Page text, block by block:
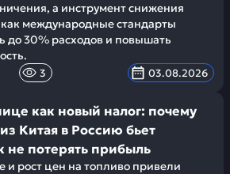
а инструмент снижения
международные стандарты
до 30% расходов и повышать
3 03.08.2026
как новый налог: почему
Китая в Россию бьет
не потерять прибыль
и рост цен на топливо привели